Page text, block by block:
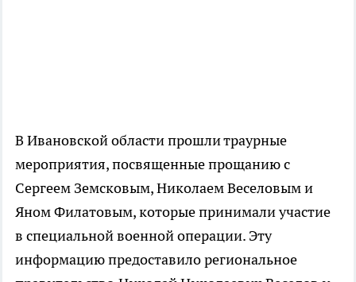
В Ивановской области прошли траурные
мероприятия, посвященные прощанию с
Сергеем Земсковым, Николаем Веселовым и
Яном Филатовым, которые принимали участие
в специальной военной операции. Эту
информацию предоставило региональное